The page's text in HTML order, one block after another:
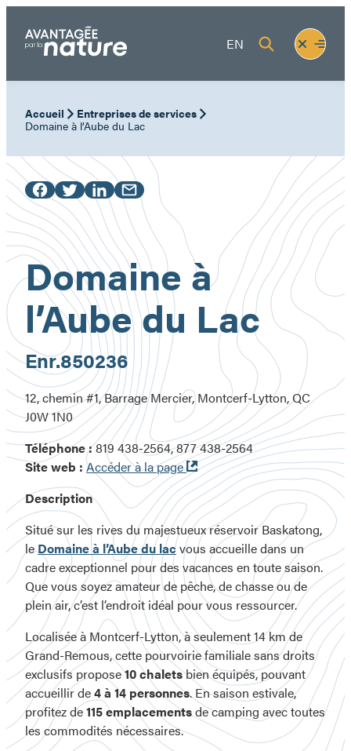
contenu
EN
Fermer
le
menu
Ouvrir
le
Accueil Entreprises de services
Domaine à l’Aube du Lac
Domaine à
l’Aube du Lac
Enr.850236
12, chemin #1, Barrage Mercier, Montcerf-Lytton, QC
J0W 1N0
Téléphone :819 438-2564, 877 438-2564
Site web : Accéder à la page Ouvre
dans
une
nouvelle
fenêtre
Description
Situé sur les rives du majestueux réservoir Baskatong,
leDomaine à l’Aube du lacvous accueille dans un
cadre exceptionnel pour des vacances en toute saison.
Que vous soyez amateur de pêche, de chasse ou de
plein air, c’est l’endroit idéal pour vous ressourcer.
Localisée à Montcerf-Lytton, à seulement 14 km de
Grand-Remous, cette pourvoirie familiale sans droits
exclusifs propose10 chaletsbien équipés, pouvant
accueillir de4 à 14 personnes. En saison estivale,
profitez de115 emplacementsde camping avec toutes
les commodités nécessaires.